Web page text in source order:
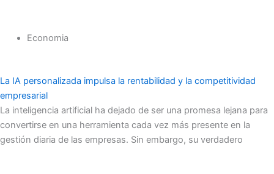
Economia
La IA personalizada impulsa la rentabilidad y la competitividad
empresarial
La inteligencia artificial ha dejado de ser una promesa lejana para
convertirse en una herramienta cada vez más presente en la
gestión diaria de las empresas. Sin embargo, su verdadero